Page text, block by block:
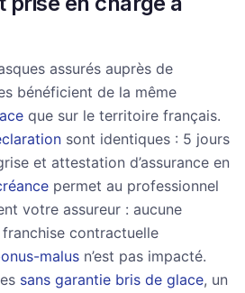
assurés auprès de
bénéficient de la même
que sur le territoire français.
sont identiques : 5 jours
et attestation d’assurance en
permet au professionnel
votre assureur : aucune
contractuelle
malus n’est pas impacté.
sans garantie bris de glace, un